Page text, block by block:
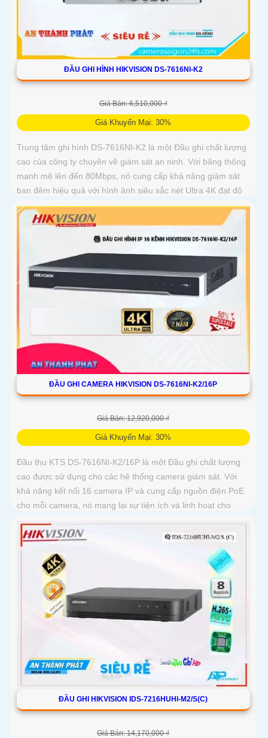
ĐẦU GHI HÌNH HIKVISION DS-7616NI-K2
Giá Bán: 6,510,000 ₫
Giá Khuyến Mại: 30%
Trung tâm ghi hình DS-7616NI-K2 là một Đầu ghi chất lượng
cao của công ty chuyên về giám sát an ninh. Với băng thông
mạnh mẽ lên đến 80Mbps, nó cung cấp khả năng giám sát
ban đêm hiệu quả với hình ảnh siêu sắc nét Ultra 4K đạt độ
phân giải 8MP
ĐẦU GHI CAMERA HIKVISION DS-7616NI-K2/16P
Giá Bán: 12,920,000 ₫
Giá Khuyến Mại: 30%
Đầu thu KTS DS-7616NI-K2/16P là một Đầu ghi chất lượng
cao được sử dụng cho các hệ thống camera giám sát. Với
khả năng kết nối 16 camera IP và cung cấp nguồn điện PoE
cho mỗi camera, nó mang lại sự tiện ích và linh hoạt cho
ĐẦU GHI HIKVISION IDS-7216HUHI-M2/S(C)
Giá Bán: 14,170,000 ₫